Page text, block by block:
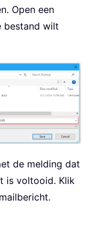
Open een
bestand wilt
de melding dat
is voltooid. Klik